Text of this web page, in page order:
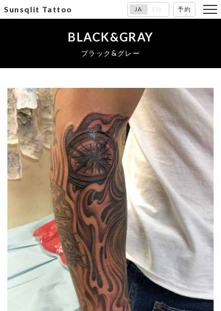
Sunsqlit Tattoo JA EN 予約
BLACK&GRAY
ブラック&グレー